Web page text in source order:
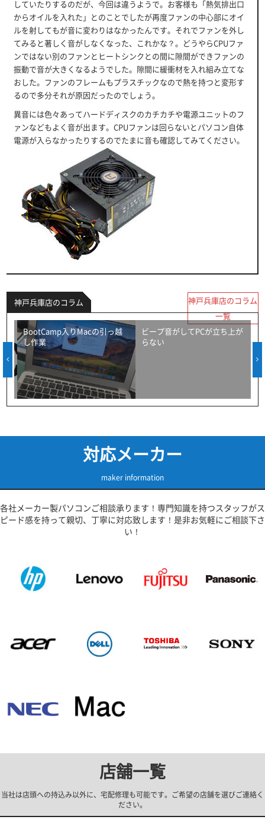
していたりするのだが、今回は違うようで。お客様も「熱気排出口
からオイルを入れた」とのことでしたが再度ファンの中心部にオイ
ルを射してもが音に変わりはなかったんです。それでファンを外し
てみると著しく音がしなくなった、これかな？。どうやらCPUファ
ンではない別のファンとヒートシンクとの間に隙間ができファンの
振動で音が大きくなるようでした。隙間に緩衝材を入れ組み立てな
おした。ファンのフレームもプラスチックなので熱を持つと変形す
るので多分それが原因だったのでしょう。
異音には色々あってハードディスクのカチカチや電源ユニットのフ
ァンなどもよく音が出ます。CPUファンは回らないとパソコン自体
電源が入らなかったりするのでたまに音も確認してみてください。
神戸兵庫店のコラム
神戸兵庫店のコラム
一覧
BootCamp入りMacの引っ越
し作業
ビープ音がしてPCが立ち上が
らない
対応メーカー
maker information
各社メーカー製パソコンご相談承ります！専門知識を持つスタッフがス
ピード感を持って親切、丁寧に対応致します！是非お気軽にご相談下さ
い！
店舗一覧
当社は店頭への持込み以外に、宅配修理も可能です。ご希望の店舗を選びご連絡く
ださい。